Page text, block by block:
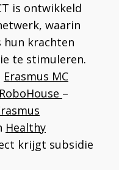
is ontwikkeld
waarin
hun krachten
te stimuleren.
Erasmus MC
RoboHouse –
Healthy
krijgt subsidie